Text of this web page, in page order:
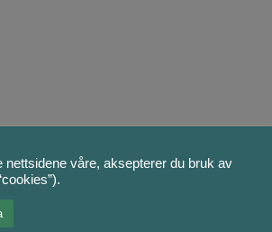
nettsidene våre, aksepterer du bruk av